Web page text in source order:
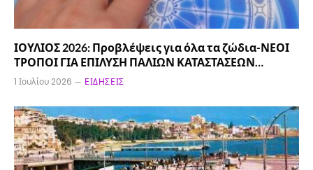
ΙΟΥΛΙΟΣ 2026: Προβλέψεις για όλα τα ζώδια-ΝΕΟΙ
ΤΡΟΠΟΙ ΓΙΑ ΕΠΙΛΥΣΗ ΠΑΛΙΩΝ ΚΑΤΑΣΤΑΣΕΩΝ…
1 Ιουλίου 2026 ΕΙΔΉΣΕΙΣ